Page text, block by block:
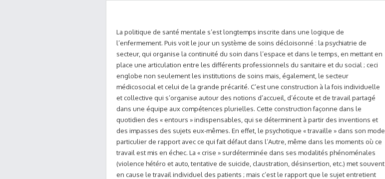
La politique de santé mentale s’est longtemps inscrite dans une logique de
l’enfermement. Puis voit le jour un système de soins décloisonné : la psychiatrie de
secteur, qui organise la continuité du soin dans l’espace et dans le temps, en mettant en
place une articulation entre les différents professionnels du sanitaire et du social ; ceci
englobe non seulement les institutions de soins mais, également, le secteur
médicosocial et celui de la grande précarité. C’est une construction à la fois individuelle
et collective qui s’organise autour des notions d’accueil, d’écoute et de travail partagé
dans une équipe aux compétences plurielles. Cette construction façonne dans le
quotidien des « entours » indispensables, qui se déterminent à partir des inventions et
des impasses des sujets eux-mêmes. En effet, le psychotique « travaille » dans son mode
particulier de rapport avec ce qui fait défaut dans l’Autre, même dans les moments où ce
travail est mis en échec. La « crise » surdéterminée dans ses modalités phénoménales
(violence hétéro et auto, tentative de suicide, claustration, désinsertion, etc.) met souvent
en cause le travail individuel des patients ; mais c’est le rapport que le sujet entretient